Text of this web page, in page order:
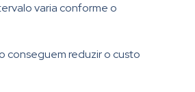
varia conforme o
conseguem reduzir o custo